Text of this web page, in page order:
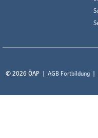
© 2026 ÖAP AGB Fortbildung